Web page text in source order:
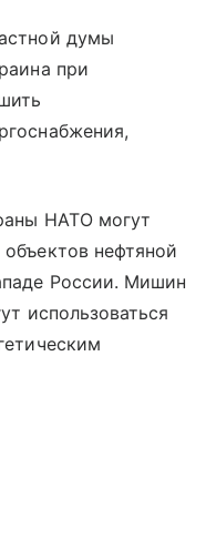
думы
при
НАТО могут
нефтяной
России. Мишин
использоваться